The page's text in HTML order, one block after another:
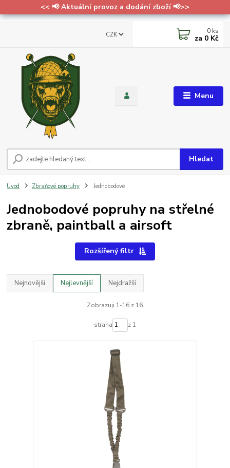
<< 📢 Aktuální provoz a dodání zboží 📢>>
Menu
CZK
Hledat
0 ks
za 0 Kč
Úvod Zbraňové popruhy Jednobodové
Jednobodové popruhy na střelné
zbraně, paintball a airsoft
Rozšířený filtr
Nejnovější Nejlevnější Nejdražší
Zobrazuji 1-16 z 16
strana z 1